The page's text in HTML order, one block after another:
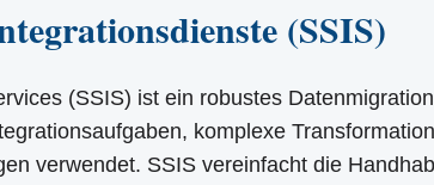
(SSIS)
(SSIS) ist ein robustes
komplexe
verwendet. SSIS vereinfacht die